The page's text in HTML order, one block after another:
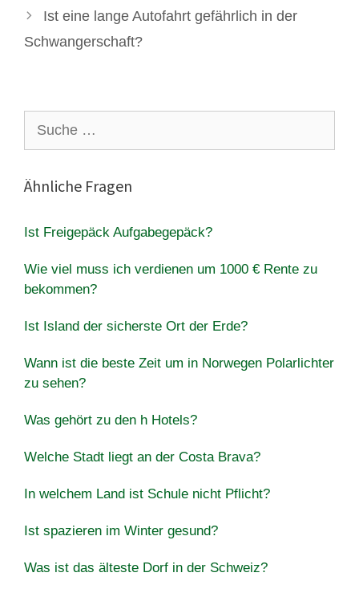
Ist eine lange Autofahrt gefährlich in der
Schwangerschaft?
nach:
Ähnliche Fragen
Ist Freigepäck Aufgabegepäck?
Wie viel muss ich verdienen um 1000 € Rente zu
bekommen?
Ist Island der sicherste Ort der Erde?
Wann ist die beste Zeit um in Norwegen Polarlichter
zu sehen?
Was gehört zu den h Hotels?
Welche Stadt liegt an der Costa Brava?
In welchem Land ist Schule nicht Pflicht?
Ist spazieren im Winter gesund?
Was ist das älteste Dorf in der Schweiz?